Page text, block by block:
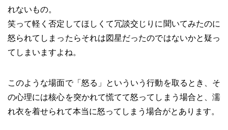
れないもの。
笑って軽く否定してほしくて冗談交じりに聞いてみたのに
怒られてしまったらそれは図星だったのではないかと疑っ
てしまいますよね。
このような場面で「怒る」といういう行動を取るとき、そ
の心理には核心を突かれて慌てて怒ってしまう場合と、濡
れ衣を着せられて本当に怒ってしまう場合がとあります。